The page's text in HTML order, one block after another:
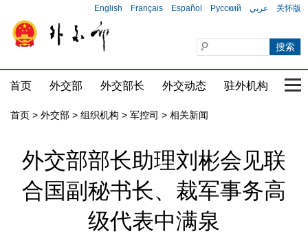
English Français Español Русский عربي 关怀版
首页 外交部 外交部长 外交动态 驻外机构 国
首页 > 外交部 > 组织机构 > 军控司 > 相关新闻
外交部部长助理刘彬会见联
合国副秘书长、裁军事务高
级代表中满泉